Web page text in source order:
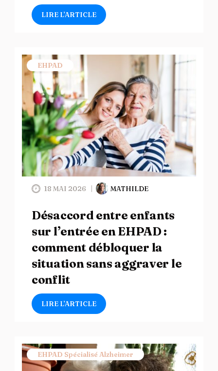
LIRE L’ARTICLE
EHPAD
18 MAI 2026 MATHILDE
Désaccord entre enfants
sur l’entrée en EHPAD :
comment débloquer la
situation sans aggraver le
conflit
LIRE L’ARTICLE
EHPAD Spécialisé Alzheimer